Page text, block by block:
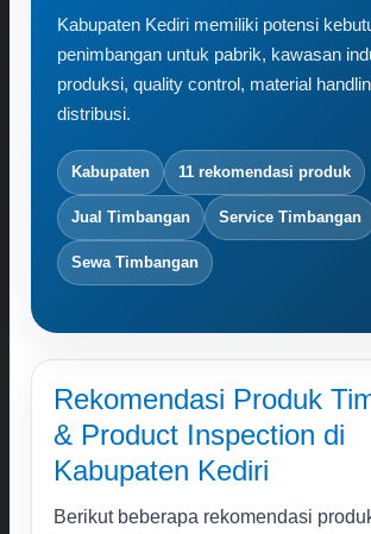
Kontak
Search
Kabupaten Kediri memiliki potensi
penimbangan untuk pabrik, kawasan
produksi, quality control, material
distribusi.
Kabupaten 11 rekomendasi produk
Jual Timbangan Service Timbangan
Sewa Timbangan
Rekomendasi Produk
& Product Inspection di
Kabupaten Kediri
Berikut beberapa rekomendasi